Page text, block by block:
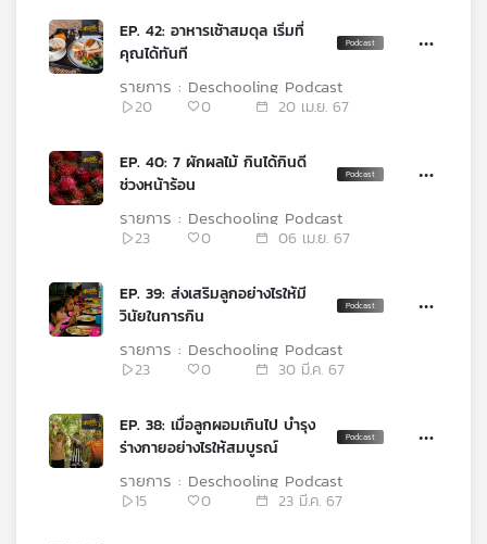
แผนที่
เครือ
EP. 42: อาหารเช้าสมดุล เริ่มที่
คุณได้ทันที
20 0 20 เม.ย. 67
รายการ : Deschooling Podcast
EP. 40: 7 ผักผลไม้ กินได้กินดี
ช่วงหน้าร้อน
23 0 06 เม.ย. 67
รายการ : Deschooling Podcast
EP. 39: ส่งเสริมลูกอย่างไรให้มี
วินัยในการกิน
23 0 30 มี.ค. 67
รายการ : Deschooling Podcast
EP. 38: เมื่อลูกผอมเกินไป บำรุง
ร่างกายอย่างไรให้สมบูรณ์
15 0 23 มี.ค. 67
รายการ : Deschooling Podcast